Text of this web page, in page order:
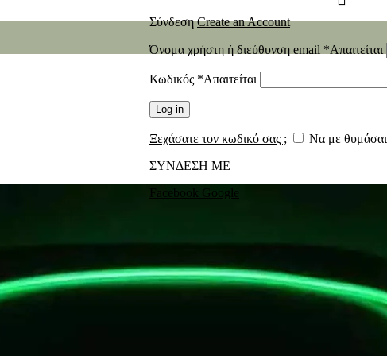
ΣύνδεσηCreate an Account
Όνομα χρήστη ή διεύθυνση email *Απαιτείται
Κωδικός *Απαιτείται
Log in
Ξεχάσατε τον κωδικό σας ;
Να με θυμάσαι
ΣΥΝΔΕΣΗ ΜΕ
Facebook Google